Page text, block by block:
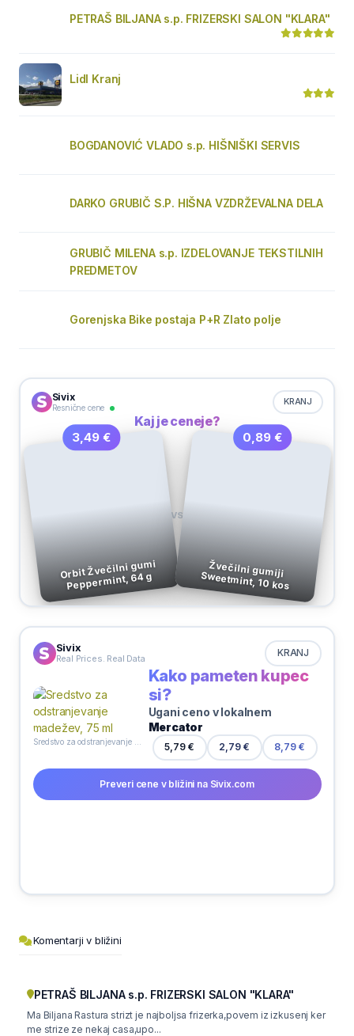
PETRAŠ BILJANA s.p. FRIZERSKI SALON "KLARA"
Lidl Kranj
BOGDANOVIĆ VLADO s.p. HIŠNIŠKI SERVIS
DARKO GRUBIČ S.P. HIŠNA VZDRŽEVALNA DELA
GRUBIČ MILENA s.p. IZDELOVANJE TEKSTILNIH
PREDMETOV
Gorenjska Bike postaja P+R Zlato polje
Sivix
Resnične cene
KRANJ
Kaj je ceneje?
3,49 €
Orbit Žvečilni gumi
Peppermint, 64 g
VS
0,89 €
Žvečilni gumiji
Sweetmint, 10 kos
Sivix
Real Prices. Real Data KRANJ
Kako pameten kupec
si?
Ugani ceno v lokalnem
Mercator
5,79 € 2,79 € 8,79 €
Preveri cene v bližini na Sivix.com
Komentarji v bližini
PETRAŠ BILJANA s.p. FRIZERSKI SALON "KLARA"
Ma Biljana Rastura strizt je najboljsa frizerka,povem iz izkusenj ker
me strize ze nekaj casa,upo...